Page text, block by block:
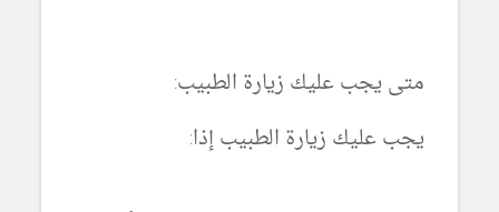
متى يجب عليك زيارة الطبيب:
يجب عليك زيارة الطبيب إذا: